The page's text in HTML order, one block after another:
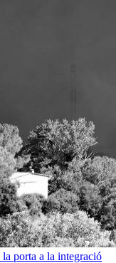
porta a la integració